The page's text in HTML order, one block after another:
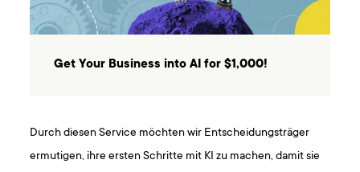
Get Your Business into AI for $1,000!
Durch diesen Service möchten wir Entscheidungsträger
ermutigen, ihre ersten Schritte mit KI zu machen, damit sie